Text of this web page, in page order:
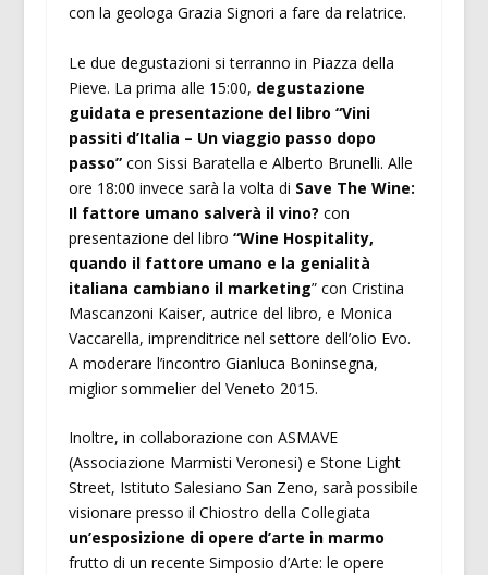
con la geologa Grazia Signori a fare da relatrice.
Le due degustazioni si terranno in Piazza della
Pieve. La prima alle 15:00, degustazione
guidata e presentazione del libro “Vini
passiti d’Italia – Un viaggio passo dopo
passo”con Sissi Baratella e Alberto Brunelli. Alle
ore 18:00 invece sarà la volta di Save The Wine:
Il fattore umano salverà il vino? con
presentazione del libro “Wine Hospitality,
quando il fattore umano e la genialità
italiana cambiano il marketing” con Cristina
Mascanzoni Kaiser, autrice del libro, e Monica
Vaccarella, imprenditrice nel settore dell’olio Evo.
A moderare l’incontro Gianluca Boninsegna,
miglior sommelier del Veneto 2015.
Inoltre, in collaborazione con ASMAVE
(Associazione Marmisti Veronesi) e Stone Light
Street, Istituto Salesiano San Zeno, sarà possibile
visionare presso il Chiostro della Collegiata
un’esposizione di opere d’arte in marmo
frutto di un recente Simposio d’Arte: le opere